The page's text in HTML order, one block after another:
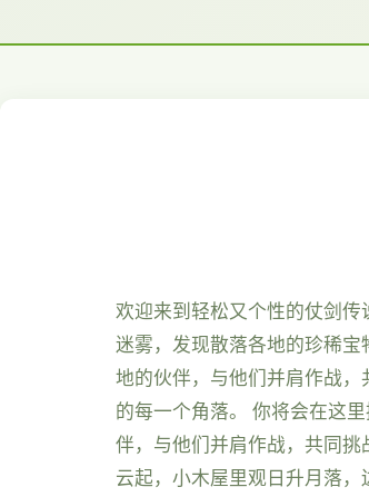
欢迎来到轻松又个性的仗剑
迷雾，发现散落各地的珍稀
地的伙伴，与他们并肩作战
的每一个角落。 你将会在这
伴，与他们并肩作战，共同
云起，小木屋里观日升月落